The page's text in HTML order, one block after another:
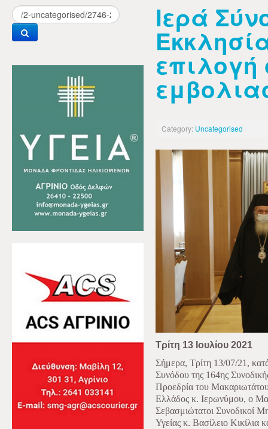
Ιερά
επιλογή
Category: Uncategorised
Τρίτη 13 Ιουλίου 2021
Σήμερα, Τρίτη 13/07/21,
Συνόδου της 164ης
Προεδρία του
Ελλάδος κ. Ιερωνύμου, o
Σεβασμιώτατοι Συνοδικοί
Υγείας κ. Βασίλειο Κικίλια